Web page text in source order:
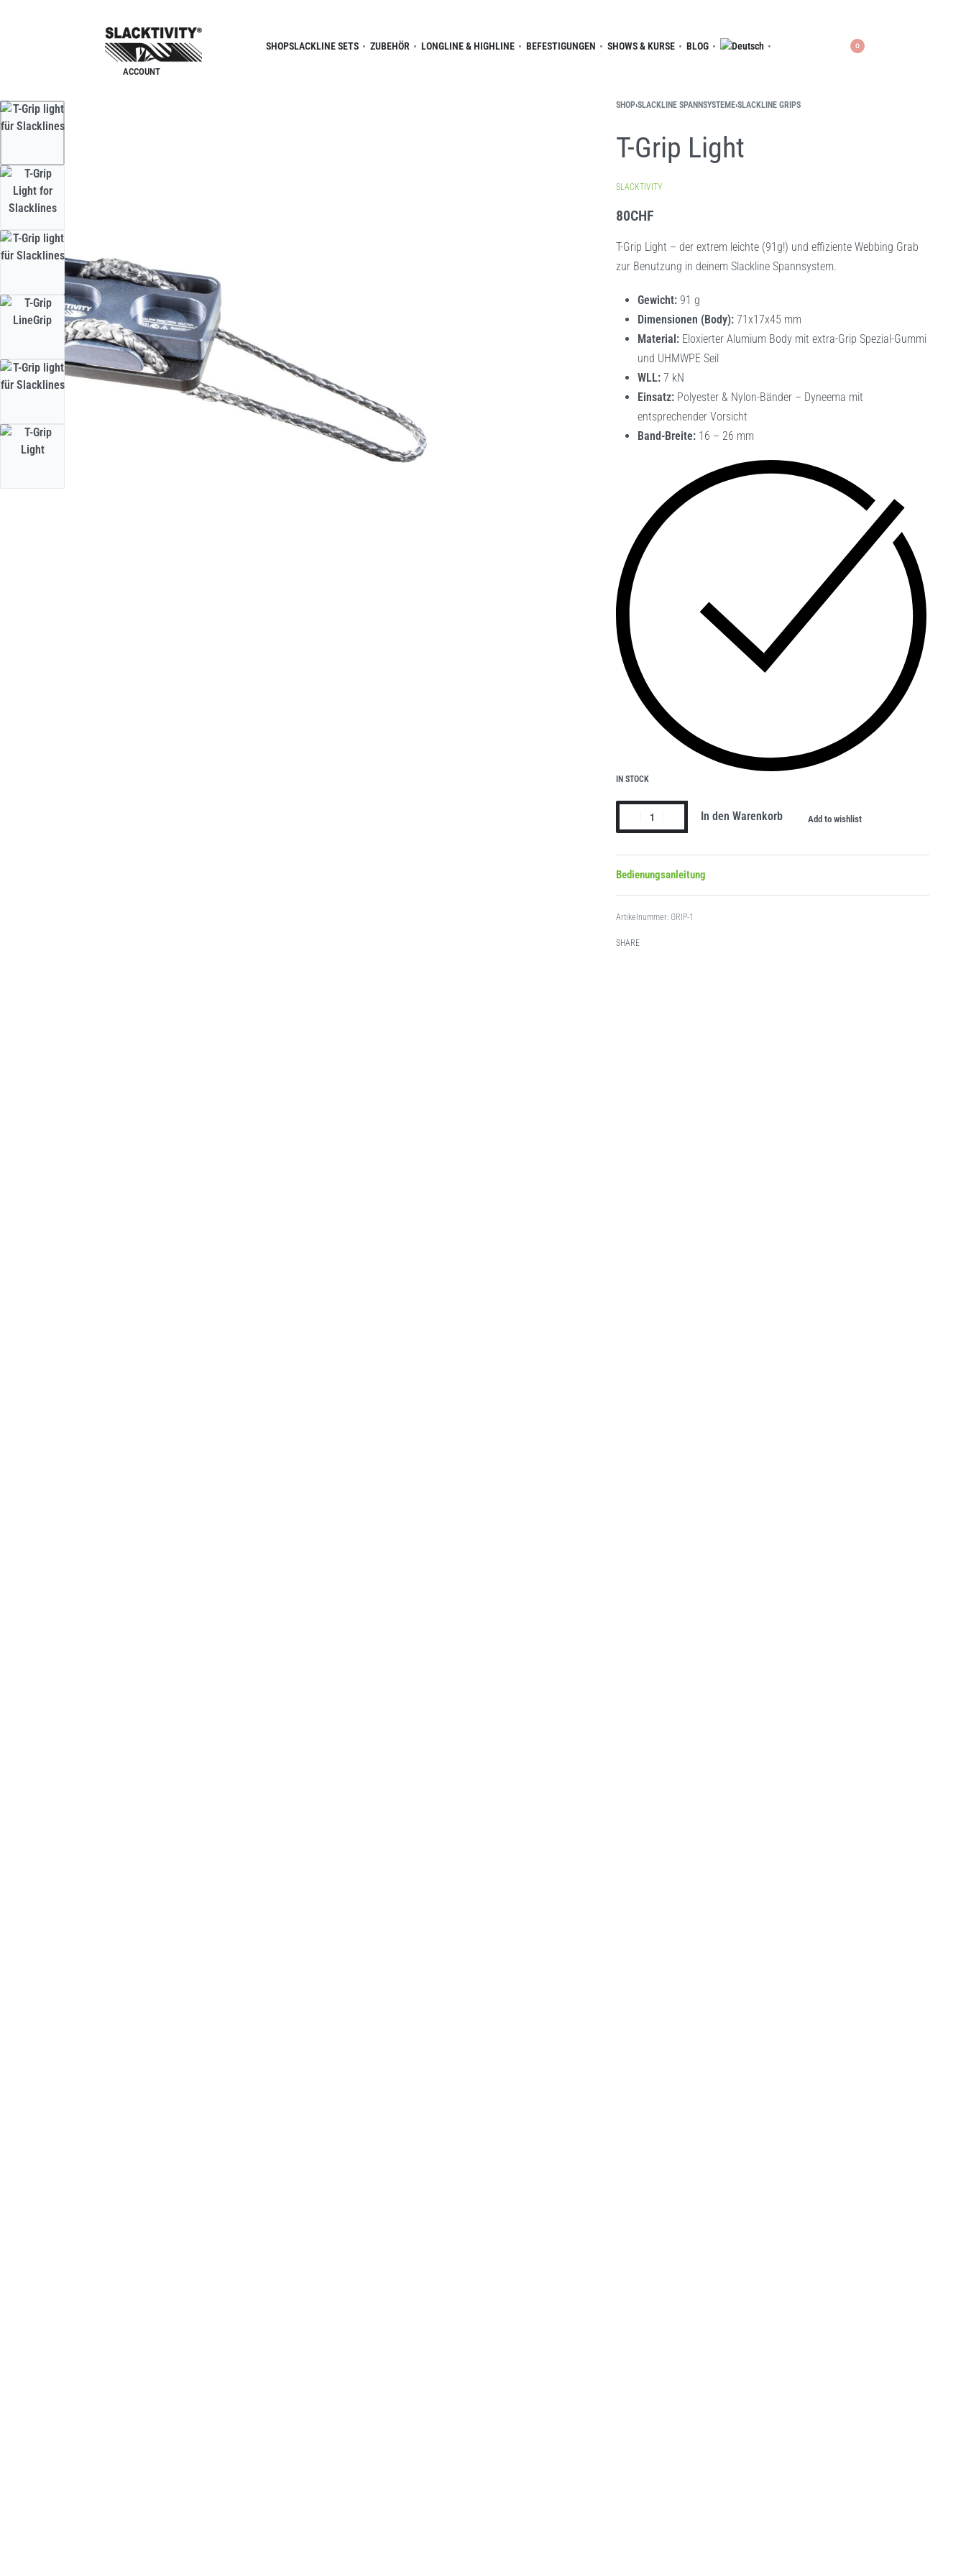
SHOPSLACKLINE SETS ZUBEHÖR LONGLINE & HIGHLINE BEFESTIGUNGEN SHOWS & KURSE BLOG 0
ACCOUNT
SHOP›SLACKLINE SPANNSYSTEME›SLACKLINE GRIPS
T-Grip Light
SLACKTIVITY
80CHF
T-Grip Light – der extrem leichte (91g!) und effiziente Webbing Grab
zur Benutzung in deinem Slackline Spannsystem.
Gewicht: 91 g
Dimensionen (Body): 71x17x45 mm
Material: Eloxierter Alumium Body mit extra-Grip Spezial-Gummi
und UHMWPE Seil
WLL: 7 kN
Einsatz: Polyester & Nylon-Bänder – Dyneema mit
entsprechender Vorsicht
Band-Breite: 16 – 26 mm
IN STOCK
In den Warenkorb Add to wishlist
Bedienungsanleitung
GRIP-1
SHARE